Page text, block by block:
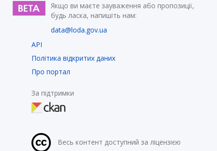
Якщо ви маєте зауваження або пропозиції,
будь ласка, напишіть нам:
data@loda.gov.ua
API
Політика відкритих даних
Про портал
За підтримки
Весь контент доступний за ліцензією